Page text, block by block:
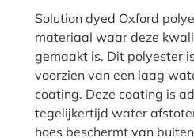
Solution dyed Oxford
materiaal waar deze
gemaakt is. Dit polyester
voorzien van een laag
coating. Deze coating is
tegelijkertijd water
hoes beschermt van